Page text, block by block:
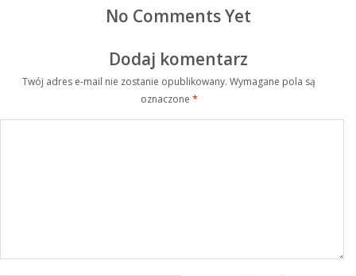
No Comments Yet
Dodaj komentarz
Twój adres e-mail nie zostanie opublikowany. Wymagane pola są
oznaczone *